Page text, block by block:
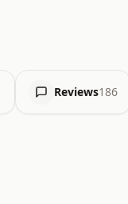
Reviews186